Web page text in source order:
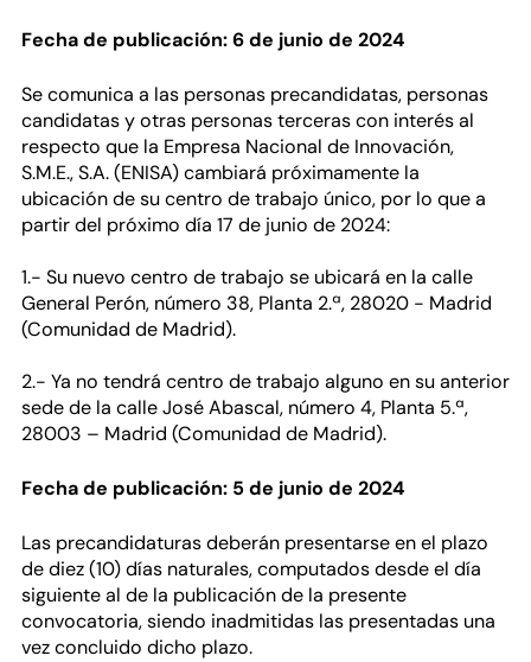
Fecha de publicación: 6 de junio de 2024
Se comunica a las personas precandidatas, personas
candidatas y otras personas terceras con interés al
respecto que la Empresa Nacional de Innovación,
S.M.E., S.A. (ENISA) cambiará próximamente la
ubicación de su centro de trabajo único, por lo que a
partir del próximo día 17 de junio de 2024:
1.- Su nuevo centro de trabajo se ubicará en la calle
General Perón, número 38, Planta 2.ª, 28020 - Madrid
(Comunidad de Madrid).
2.- Ya no tendrá centro de trabajo alguno en su anterior
sede de la calle José Abascal, número 4, Planta 5.ª,
28003 – Madrid (Comunidad de Madrid).
Fecha de publicación: 5 de junio de 2024
Las precandidaturas deberán presentarse en el plazo
de diez (10) días naturales, computados desde el día
siguiente al de la publicación de la presente
convocatoria, siendo inadmitidas las presentadas una
vez concluido dicho plazo.